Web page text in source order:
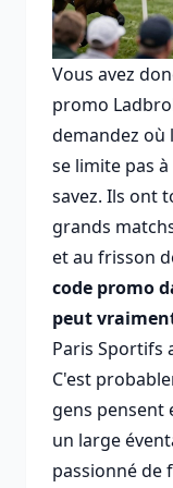
Vous avez
promo
demandez où
se limite pas
savez. Ils ont
grands
et au frisson
code promo
peut
Paris Sportifs
C'est
gens pensent
un large
passionné de